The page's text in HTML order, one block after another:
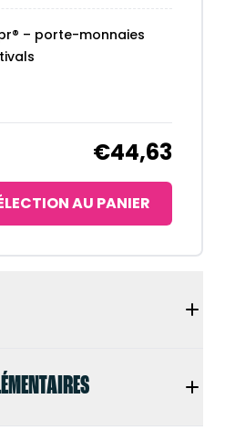
– porte-monnaies
€44,63
AU PANIER